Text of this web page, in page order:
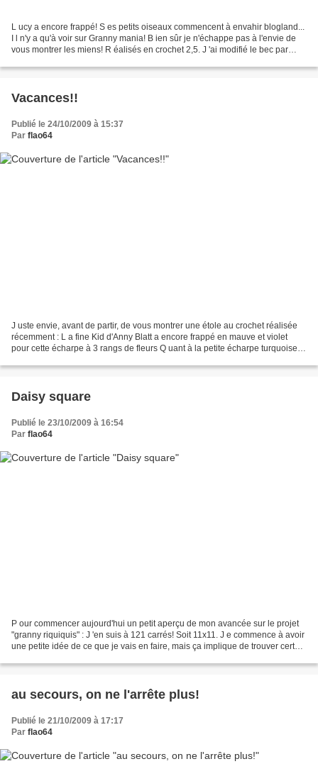
L ucy a encore frappé! S es petits oiseaux commencent à envahir blogland...
I l n'y a qu'à voir sur Granny mania! B ien sûr je n'échappe pas à l'envie de
vous montrer les miens! R éalisés en crochet 2,5. J 'ai modifié le bec par
Vacances!!
Publié le 24/10/2009 à 15:37
Par flao64
J uste envie, avant de partir, de vous montrer une étole au crochet réalisée
récemment : L a fine Kid d'Anny Blatt a encore frappé en mauve et violet
pour cette écharpe à 3 rangs de fleurs Q uant à la petite écharpe turquoise
Daisy square
Publié le 23/10/2009 à 16:54
Par flao64
P our commencer aujourd'hui un petit aperçu de mon avancée sur le projet
"granny riquiquis" : J 'en suis à 121 carrés! Soit 11x11. J e commence à avoir
une petite idée de ce que je vais en faire, mais ça implique de trouver certain
au secours, on ne l'arrête plus!
Publié le 21/10/2009 à 17:17
Par flao64